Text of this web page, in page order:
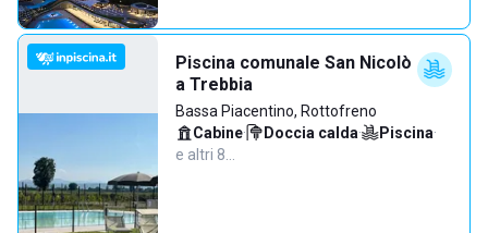
Piscina comunale San Nicolò
a Trebbia
Bassa Piacentino, Rottofreno
Cabine· Doccia calda· Piscina·
e altri 8…